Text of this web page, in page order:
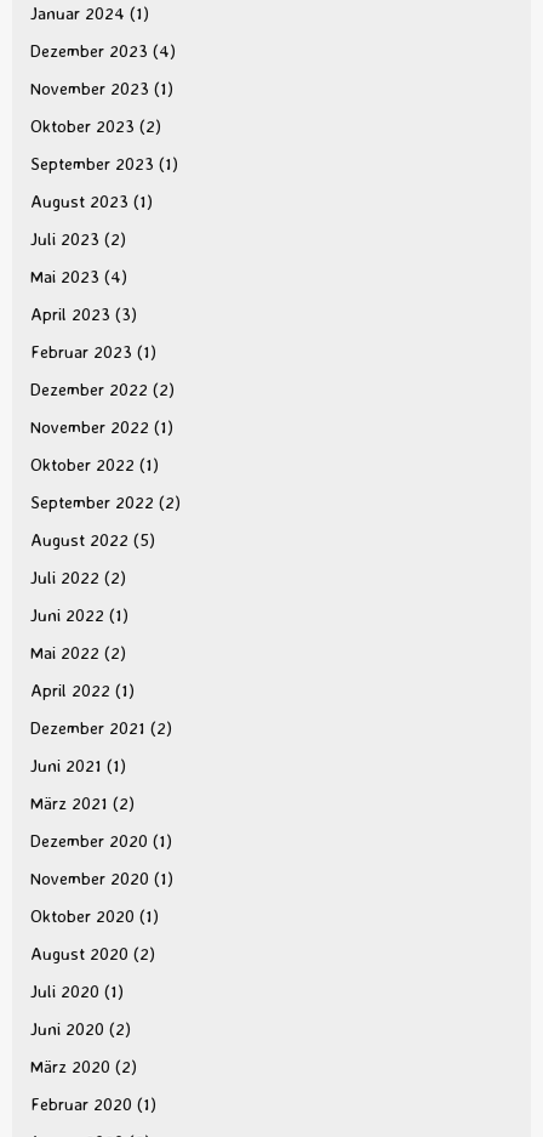
Januar 2024 (1)
Dezember 2023 (4)
November 2023 (1)
Oktober 2023 (2)
September 2023 (1)
August 2023 (1)
Juli 2023 (2)
Mai 2023 (4)
April 2023 (3)
Februar 2023 (1)
Dezember 2022 (2)
November 2022 (1)
Oktober 2022 (1)
September 2022 (2)
August 2022 (5)
Juli 2022 (2)
Juni 2022 (1)
Mai 2022 (2)
April 2022 (1)
Dezember 2021 (2)
Juni 2021 (1)
März 2021 (2)
Dezember 2020 (1)
November 2020 (1)
Oktober 2020 (1)
August 2020 (2)
Juli 2020 (1)
Juni 2020 (2)
März 2020 (2)
Februar 2020 (1)